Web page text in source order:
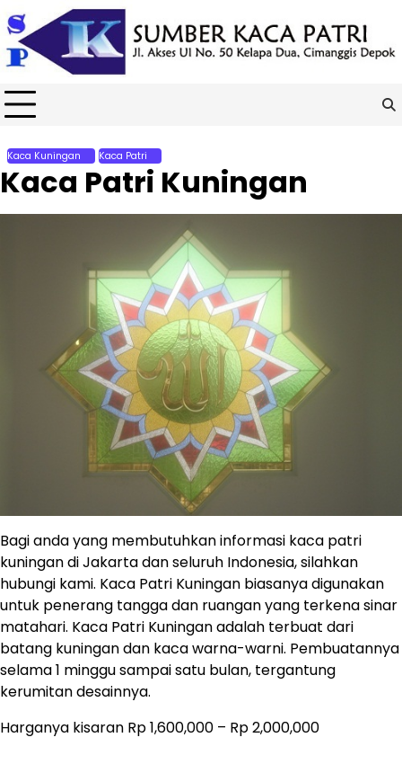
Skip
to
content
Kaca Kuningan Kaca Patri
Kaca Patri Kuningan
Bagi anda yang membutuhkan informasi kaca patri
kuningan di Jakarta dan seluruh Indonesia, silahkan
hubungi kami. Kaca Patri Kuningan biasanya digunakan
untuk penerang tangga dan ruangan yang terkena sinar
matahari. Kaca Patri Kuningan adalah terbuat dari
batang kuningan dan kaca warna-warni. Pembuatannya
selama 1 minggu sampai satu bulan, tergantung
kerumitan desainnya.
Harganya kisaran Rp 1,600,000 – Rp 2,000,000